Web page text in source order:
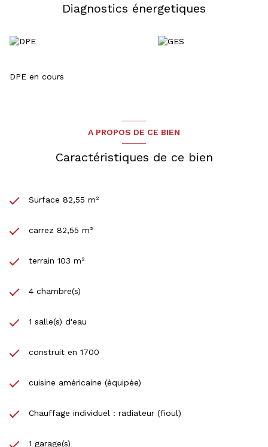
Diagnostics énergetiques
DPE en cours
A PROPOS DE CE BIEN
Caractéristiques de ce bien
Surface 82,55 m²
carrez 82,55 m²
terrain 103 m²
4 chambre(s)
1 salle(s) d'eau
construit en 1700
cuisine américaine (équipée)
Chauffage individuel : radiateur (fioul)
1 garage(s)